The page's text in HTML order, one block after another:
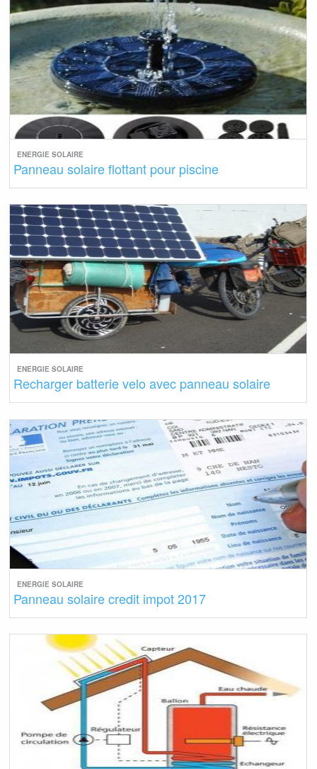
ENERGIE SOLAIRE
Panneau solaire flottant pour piscine
ENERGIE SOLAIRE
Recharger batterie velo avec panneau solaire
ENERGIE SOLAIRE
Panneau solaire credit impot 2017